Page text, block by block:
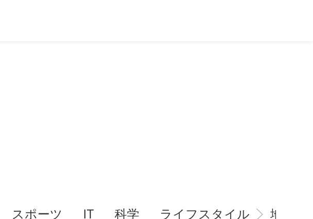
スポーツ IT 科学 ライフスタイル 地域情